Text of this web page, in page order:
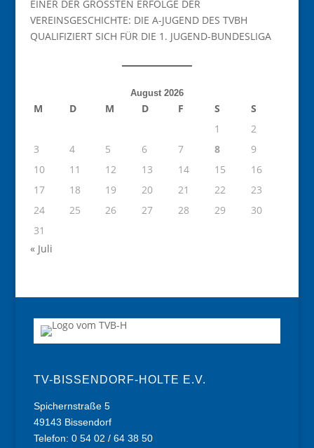
EINER DER GRÖSSTEN ERFOLGE DER
VEREINSGESCHICHTE: DIE A-JUGEND DES TVBH
QUALIFIZIERT SICH FÜR DIE 1. JUGEND-BUNDESLIGA
August 2026
M D M D F S
S
1
2
3
4 5 6 7 8
9
10
11 12 13 14 15
16
17
18 19 20 21 22
23
24
25 26 27 28 29
30
31
« Juli
TV-BISSENDORF-HOLTE E.V.
Spichernstraße 5
49143 Bissendorf
Telefon: 0 54 02 / 64 38 50